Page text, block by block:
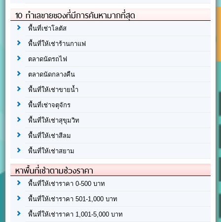
10 ทำเลขายของที่มีการค้นหามากที่สุด
พื้นที่เช่าโลตัส
พื้นที่ให้เช่าร้านกาแฟ
ตลาดนัดรถไฟ
ตลาดนัดกลางคืน
พื้นที่ให้เช่าขายน้ำ
พื้นที่เช่าจตุจักร
พื้นที่ให้เช่าสุขุมวิท
พื้นที่ให้เช่าสีลม
พื้นที่ให้เช่าสยาม
หาพื้นที่เช่าตามช่วงราคา
พื้นที่ให้เช่าราคา 0-500 บาท
พื้นที่ให้เช่าราคา 501-1,000 บาท
พื้นที่ให้เช่าราคา 1,001-5,000 บาท